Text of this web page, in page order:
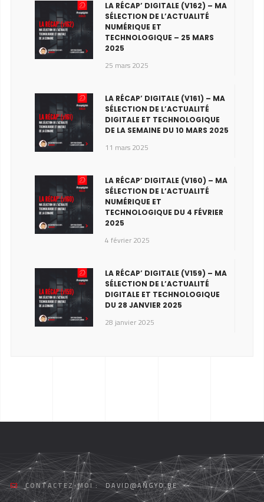
LA RÉCAP’ DIGITALE (V162) – MA
SÉLECTION DE L’ACTUALITÉ
NUMÉRIQUE ET
TECHNOLOGIQUE – 25 MARS
2025
25 mars 2025
LA RÉCAP’ DIGITALE (V161) – MA
SÉLECTION DE L’ACTUALITÉ
DIGITALE ET TECHNOLOGIQUE
DE LA SEMAINE DU 10 MARS 2025
11 mars 2025
LA RÉCAP’ DIGITALE (V160) – MA
SÉLECTION DE L’ACTUALITÉ
NUMÉRIQUE ET
TECHNOLOGIQUE DU 4 FÉVRIER
2025
4 février 2025
LA RÉCAP’ DIGITALE (V159) – MA
SÉLECTION DE L’ACTUALITÉ
DIGITALE ET TECHNOLOGIQUE
DU 28 JANVIER 2025
28 janvier 2025
CONTACTEZ-MOI : DAVID@ANGYO.BE